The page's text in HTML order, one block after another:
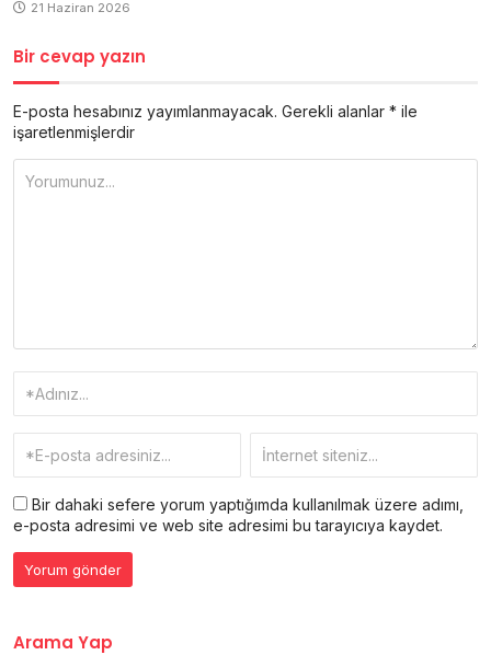
21 Haziran 2026
Bir cevap yazın
E-posta hesabınız yayımlanmayacak. Gerekli alanlar * ile
işaretlenmişlerdir
Bir dahaki sefere yorum yaptığımda kullanılmak üzere adımı,
e-posta adresimi ve web site adresimi bu tarayıcıya kaydet.
Arama Yap